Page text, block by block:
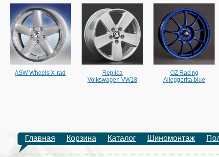
ASW Wheels X-rad
Replica
Volkswagen VW18
OZ Racing
Alleggerita blue
Главная Корзина Каталог Шиномонтаж